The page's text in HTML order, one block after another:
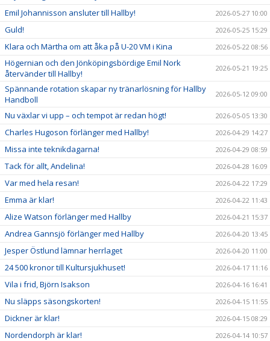
Emil Johannisson ansluter till Hallby! 2026-05-27 10:00
Guld! 2026-05-25 15:29
Klara och Märtha om att åka på U-20 VM i Kina 2026-05-22 08:56
Högernian och den Jönköpingsbördige Emil Nork
återvänder till Hallby!
2026-05-21 19:25
Spännande rotation skapar ny tränarlösning för Hallby
Handboll
2026-05-12 09:00
Nu växlar vi upp – och tempot är redan högt! 2026-05-05 13:30
Charles Hugoson förlänger med Hallby! 2026-04-29 14:27
Missa inte teknikdagarna! 2026-04-29 08:59
Tack för allt, Andelina! 2026-04-28 16:09
Var med hela resan! 2026-04-22 17:29
Emma är klar! 2026-04-22 11:43
Alize Watson förlänger med Hallby 2026-04-21 15:37
Andrea Gannsjö förlänger med Hallby 2026-04-20 13:45
Jesper Östlund lämnar herrlaget 2026-04-20 11:00
24 500 kronor till Kultursjukhuset! 2026-04-17 11:16
Vila i frid, Björn Isakson 2026-04-16 16:41
Nu släpps säsongskorten! 2026-04-15 11:55
Dickner är klar! 2026-04-15 08:29
Nordendorph är klar! 2026-04-14 10:57